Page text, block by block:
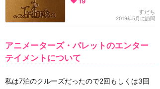
すだち
2019年5月に訪問
アニメーターズ・パレットのエンター
テイメントについて
私は7泊のクルーズだったので2回もしくは3回